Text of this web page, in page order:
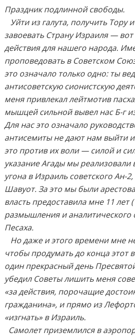
Праздник подлинной свободы.
Уйти из галута, получить Тору
завоевать Страну Израиля —
действия для нашего народа.
проповедовать в Советском
это означало только одно: ты
антисоветскую сионистскую
меня привлекал лейтмотив
мышцей сильной вывел нас Б-г
Для нас это означало
антисемиты не дают нам выйти
это против их воли — силой и
указание Агады мы реализовали
угона в Израиль советского Ан-
Шавуот. За это мы были
власть предоставила мне 11 лет
размышления и
Песаха.
Но даже и этого времени мне
чтобы продумать до конца этот
один прекрасный день
убедил Советы лишить меня
«за действия, порочащие
гражданина», и прямо из
«изгнать» в Израиль.
Самолет приземлился в